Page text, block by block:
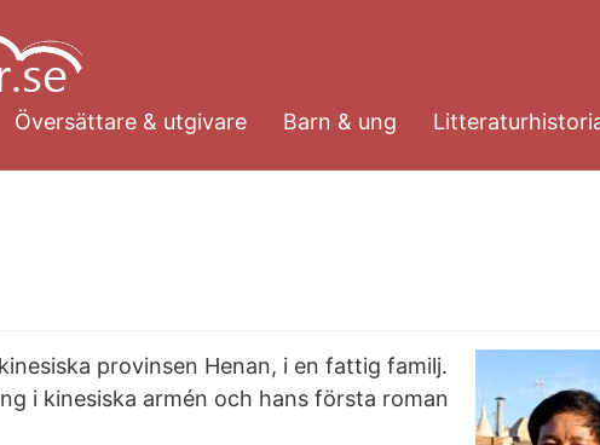
Översättare & utgivare Barn & ung
provinsen Henan, i en fattig familj.
i kinesiska armén och hans första roman